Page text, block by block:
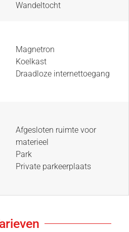
Wandeltocht
Magnetron
Koelkast
Draadloze internettoegang
Afgesloten ruimte voor
materieel
Park
Private parkeerplaats